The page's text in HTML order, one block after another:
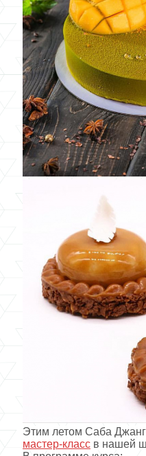
Этим летом Саба
мастер-класс в нашей